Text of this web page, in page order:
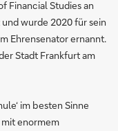
Financial Studies an
wurde 2020 für sein
Ehrensenator ernannt.
Stadt Frankfurt am
im besten Sinne
enormem